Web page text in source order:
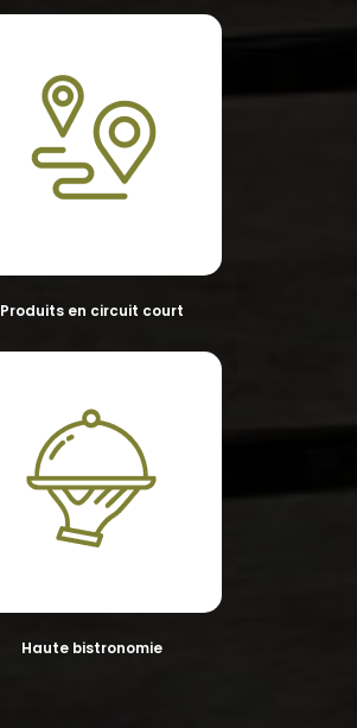
Produits en circuit court
Haute bistronomie